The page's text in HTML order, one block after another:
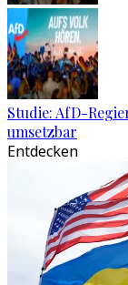
Studie: AfD-
umsetzbar
Entdecken